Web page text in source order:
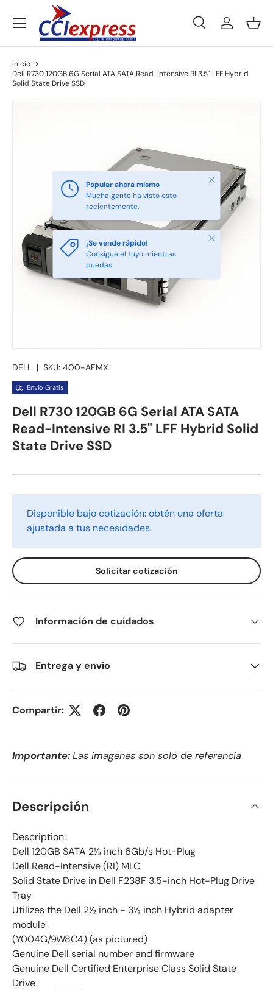
Ir al contenido
Buscar
Tipo de producto
BuscarIniciar
Menú
Inicio
Dell R730 120GB 6G Serial ATA SATA Read-Intensive RI 3.5" LFF Hybrid
Solid State Drive SSD
Popular ahora mismo
Mucha gente ha visto esto
recientemente.
Cerrar
¡Se vende rápido!
Consigue el tuyo mientras
puedas
Cerrar
DELL | SKU: 400-AFMX
Envío Gratis
Dell R730 120GB 6G Serial ATA SATA
Read-Intensive RI 3.5" LFF Hybrid Solid
State Drive SSD
Disponible bajo cotización: obtén una oferta
ajustada a tus necesidades.
Solicitar cotización
Información de cuidados
Entrega y envío
Compartir:
Importante:Las imagenes son solo de referencia
Descripción
Description:
Dell 120GB SATA 2½ inch 6Gb/s Hot-Plug
Dell Read-Intensive (RI) MLC
Solid State Drive in Dell F238F 3.5-inch Hot-Plug Drive
Tray
Utilizes the Dell 2½ inch - 3½ inch Hybrid adapter
module
(Y004G/9W8C4) (as pictured)
Genuine Dell serial number and firmware
Genuine Dell Certified Enterprise Class Solid State
Drive